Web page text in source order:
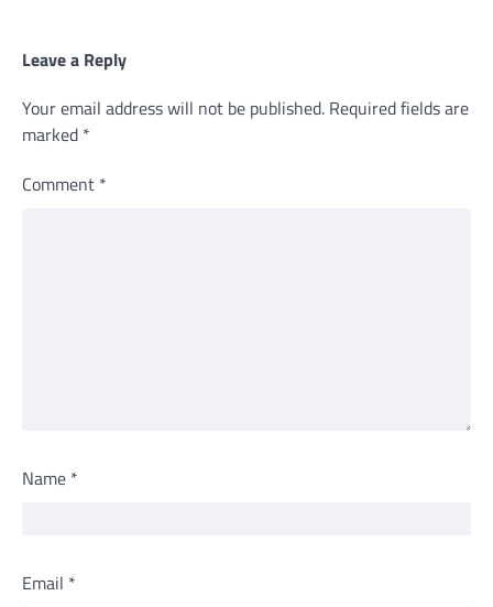
Leave a Reply
Your email address will not be published. Required fields are
marked *
Comment *
Name *
Email *